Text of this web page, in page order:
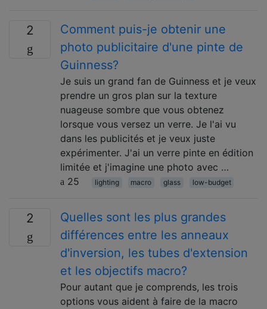
2
Comment puis-je obtenir une
photo publicitaire d'une pinte de
Guinness?
Je suis un grand fan de Guinness et je veux
prendre un gros plan sur la texture
nuageuse sombre que vous obtenez
lorsque vous versez un verre. Je l'ai vu
dans les publicités et je veux juste
expérimenter. J'ai un verre pinte en édition
limitée et j'imagine une photo avec …
25
lighting macro glass low-budget
2
Quelles sont les plus grandes
différences entre les anneaux
d'inversion, les tubes d'extension
et les objectifs macro?
Pour autant que je comprends, les trois
options vous aident à faire de la macro